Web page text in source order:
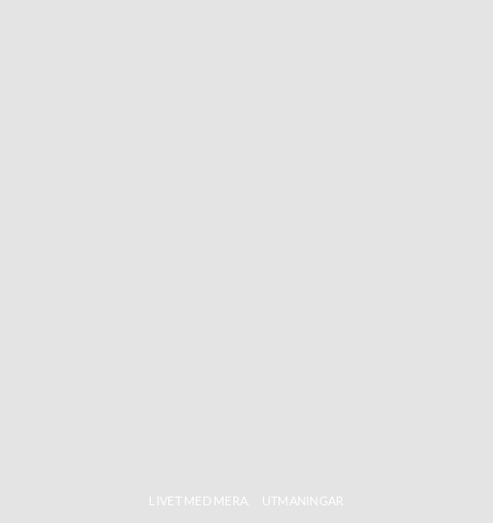
LIVET MED MERA UTMANINGAR